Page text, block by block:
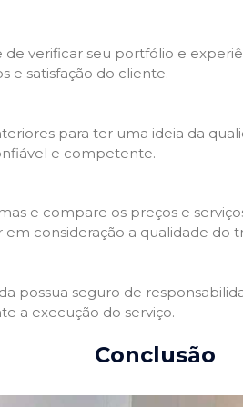
verificar seu portfólio e
e satisfação do cliente.
para ter uma ideia da
e competente.
e compare os preços e
consideração a qualidade do
possua seguro de
a execução do serviço.
Conclusão